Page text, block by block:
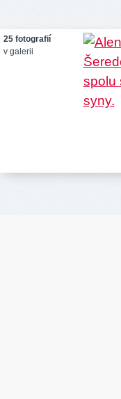
25 fotografií
v galerii